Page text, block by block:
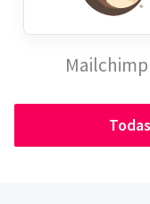
Mailchimp